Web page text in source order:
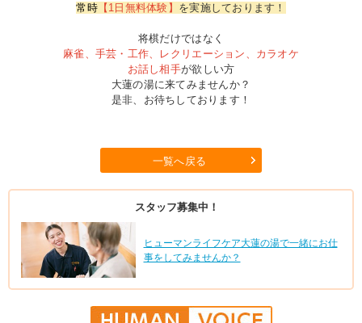
常時【1日無料体験】 を実施しております！
将棋だけではなく
麻雀、手芸・工作、レクリエーション、カラオケ
お話し相手が欲しい方
大蓮の湯に来てみませんか？
是非、お待ちしております！
一覧へ戻る
スタッフ募集中！
ヒューマンライフケア大蓮の湯で一緒にお仕
事をしてみませんか？